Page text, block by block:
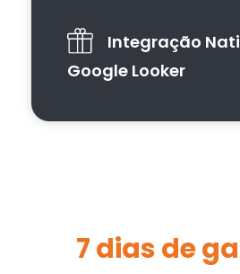
Integração
Google Looker
7 dias de